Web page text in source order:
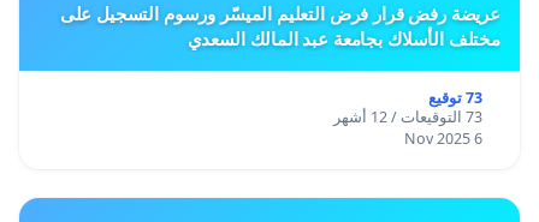
عريضة رفض قرار فرض التعليم الميسّر ورسوم التسجيل على
مختلف الأسلاك بجامعة عبد المالك السعدي
73 توقيع
73 التوقيعات / 12 أشهر
6 Nov 2025